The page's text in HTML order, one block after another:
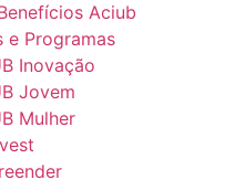
Aciub
e Programas
Inovação
Jovem
Mulher